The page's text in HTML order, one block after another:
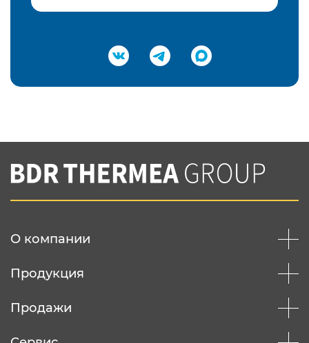
Подтвердить e-mail
Вы соглашаетесь с нашей политикой
конфеденциальности
О компании
Продукция
Продажи